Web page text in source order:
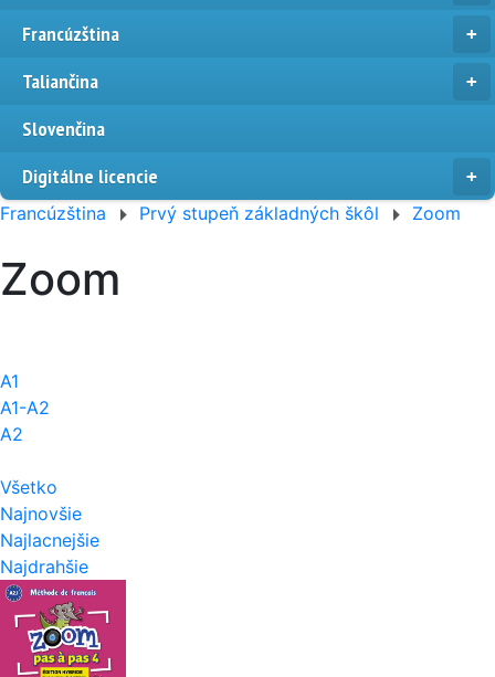
Francúzština
Taliančina
Slovenčina
Digitálne licencie
Francúzština Prvý stupeň základných škôl Zoom
Zoom
A1
A1-A2
A2
Všetko
Najnovšie
Najlacnejšie
Najdrahšie